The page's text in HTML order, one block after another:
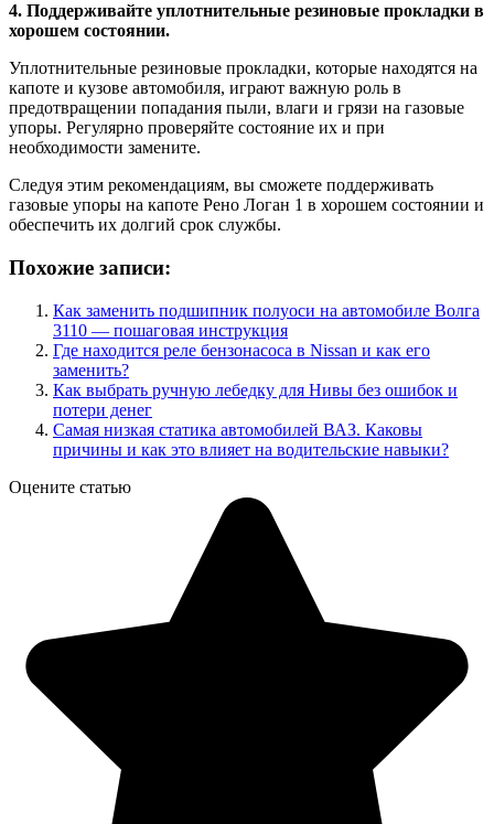
4. Поддерживайте уплотнительные резиновые прокладки в
хорошем состоянии.
Уплотнительные резиновые прокладки, которые находятся на
капоте и кузове автомобиля, играют важную роль в
предотвращении попадания пыли, влаги и грязи на газовые
упоры. Регулярно проверяйте состояние их и при
необходимости замените.
Следуя этим рекомендациям, вы сможете поддерживать
газовые упоры на капоте Рено Логан 1 в хорошем состоянии и
обеспечить их долгий срок службы.
Похожие записи:
Как заменить подшипник полуоси на автомобиле Волга
3110 — пошаговая инструкция
Где находится реле бензонасоса в Nissan и как его
заменить?
Как выбрать ручную лебедку для Нивы без ошибок и
потери денег
Самая низкая статика автомобилей ВАЗ. Каковы
причины и как это влияет на водительские навыки?
Оцените статью